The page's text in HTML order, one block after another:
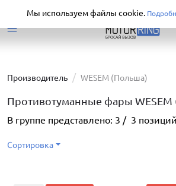
Производитель WESEM (Польша)
Противотуманные фары
В группе представлено: 3 / 3 позиций
Сортировка
Мы используем файлы cookie.